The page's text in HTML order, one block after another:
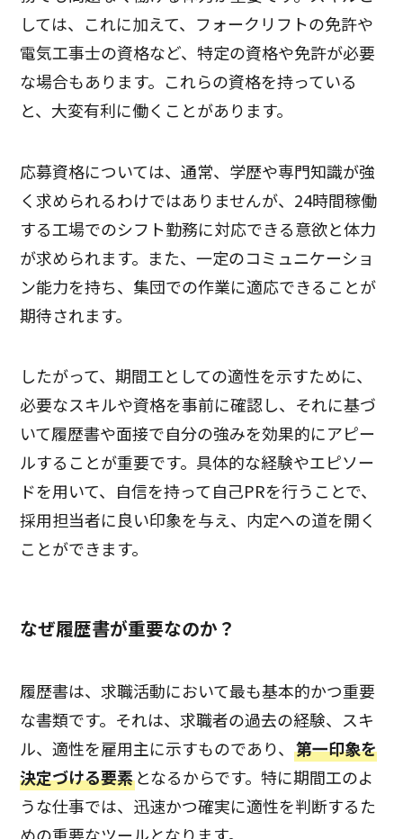
しては、これに加えて、フォークリフトの免許や
電気工事士の資格など、特定の資格や免許が必要
な場合もあります。これらの資格を持っている
と、大変有利に働くことがあります。
応募資格については、通常、学歴や専門知識が強
く求められるわけではありませんが、24時間稼働
する工場でのシフト勤務に対応できる意欲と体力
が求められます。また、一定のコミュニケーショ
ン能力を持ち、集団での作業に適応できることが
期待されます。
したがって、期間工としての適性を示すために、
必要なスキルや資格を事前に確認し、それに基づ
いて履歴書や面接で自分の強みを効果的にアピー
ルすることが重要です。具体的な経験やエピソー
ドを用いて、自信を持って自己PRを行うことで、
採用担当者に良い印象を与え、内定への道を開く
ことができます。
なぜ履歴書が重要なのか？
履歴書は、求職活動において最も基本的かつ重要
な書類です。それは、求職者の過去の経験、スキ
ル、適性を雇用主に示すものであり、第一印象を
決定づける要素となるからです。特に期間工のよ
うな仕事では、迅速かつ確実に適性を判断するた